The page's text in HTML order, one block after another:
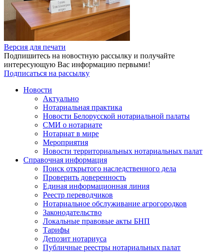
Версия для печати
Подпишитесь на новостную рассылку и получайте
интересующую Вас информацию первыми!
Подписаться на рассылку
Новости
Актуально
Нотариальная практика
Новости Белорусской нотариальной палаты
СМИ о нотариате
Нотариат в мире
Мероприятия
Новости территориальных нотариальных палат
Справочная информация
Поиск открытого наследственного дела
Проверить доверенность
Единая информационная линия
Реестр переводчиков
Нотариальное обслуживание агрогородков
Законодательство
Локальные правовые акты БНП
Тарифы
Депозит нотариуса
Публичные реестры нотариальных палат